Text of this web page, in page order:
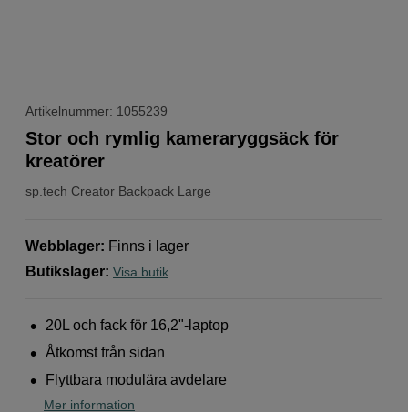
Artikelnummer: 1055239
sp.tech Creator Backpack Large
Stor och rymlig kameraryggsäck för
kreatörer
Webblager: Finns i lager
Butikslager: Visa butik
20L och fack för 16,2"-laptop
Åtkomst från sidan
Flyttbara modulära avdelare
Mer information